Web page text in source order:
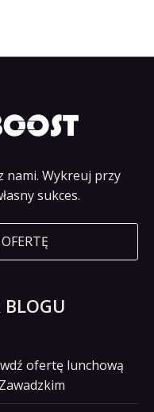
nami. Wykreuj przy
sukces.
ofertę lunchową